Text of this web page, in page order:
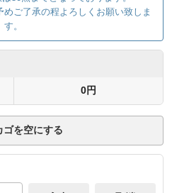
ご了承の程よろしくお願い致しま
す。
0円
ゴを空にする